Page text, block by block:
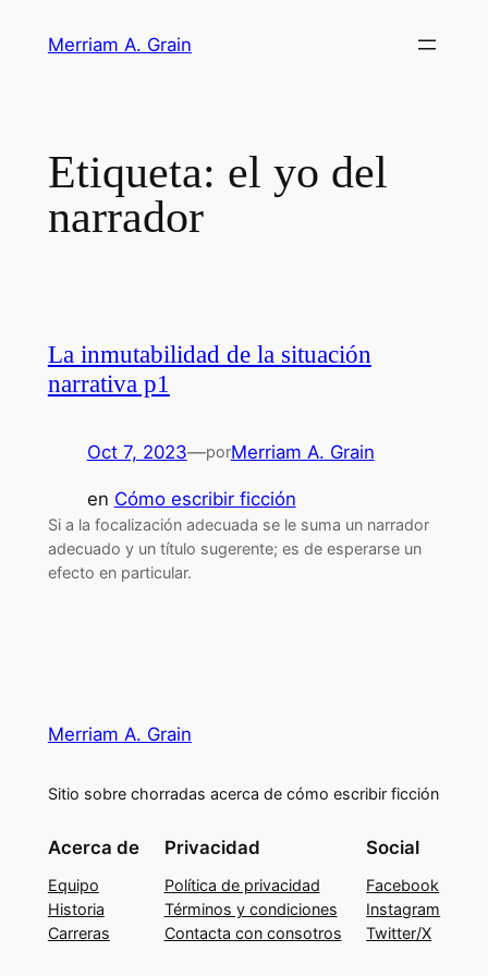
Merriam A. Grain
Etiqueta: el yo del
narrador
La inmutabilidad de la situación
narrativa p1
Oct 7, 2023—porMerriam A. Grain
en Cómo escribir ficción
Si a la focalización adecuada se le suma un narrador
adecuado y un título sugerente; es de esperarse un
efecto en particular.
Merriam A. Grain
Sitio sobre chorradas acerca de cómo escribir ficción
Acerca de
Equipo
Historia
Carreras
Privacidad
Política de privacidad
Términos y condiciones
Contacta con consotros
Social
Facebook
Instagram
Twitter/X